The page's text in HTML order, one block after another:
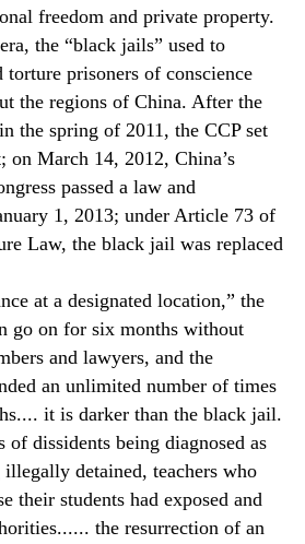
freedom and private property.
the “black jails” used to
prisoners of conscience
the regions of China. After the
the spring of 2011, the CCP set
on March 14, 2012, China’s
passed a law and
1, 2013; under Article 73 of
Law, the black jail was replaced
at a designated location,” the
go on for six months without
and lawyers, and the
an unlimited number of times
it is darker than the black jail.
of dissidents being diagnosed as
detained, teachers who
their students had exposed and
the resurrection of an